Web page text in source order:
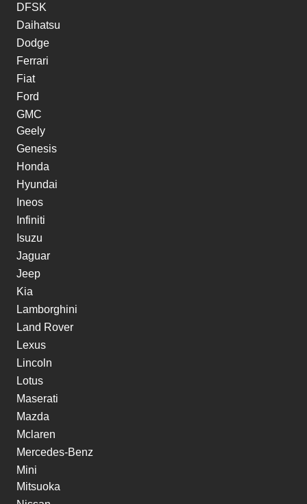
DFSK
Daihatsu
Dodge
Ferrari
Fiat
Ford
GMC
Geely
Genesis
Honda
Hyundai
Ineos
Infiniti
Isuzu
Jaguar
Jeep
Kia
Lamborghini
Land Rover
Lexus
Lincoln
Lotus
Maserati
Mazda
Mclaren
Mercedes-Benz
Mini
Mitsuoka